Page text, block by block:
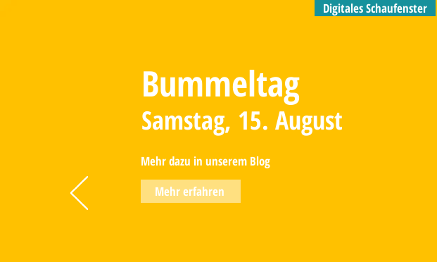
Bummeltag
Samstag, 15. August
Mehr dazu in unserem Blog
Mehr erfahren
Digitales Schaufenster